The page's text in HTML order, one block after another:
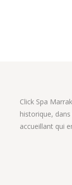
Click Spa
historique,
accueillant qui